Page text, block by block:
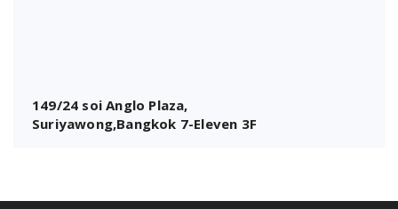
149/24 soi Anglo Plaza,
Suriyawong,Bangkok 7-Eleven 3F